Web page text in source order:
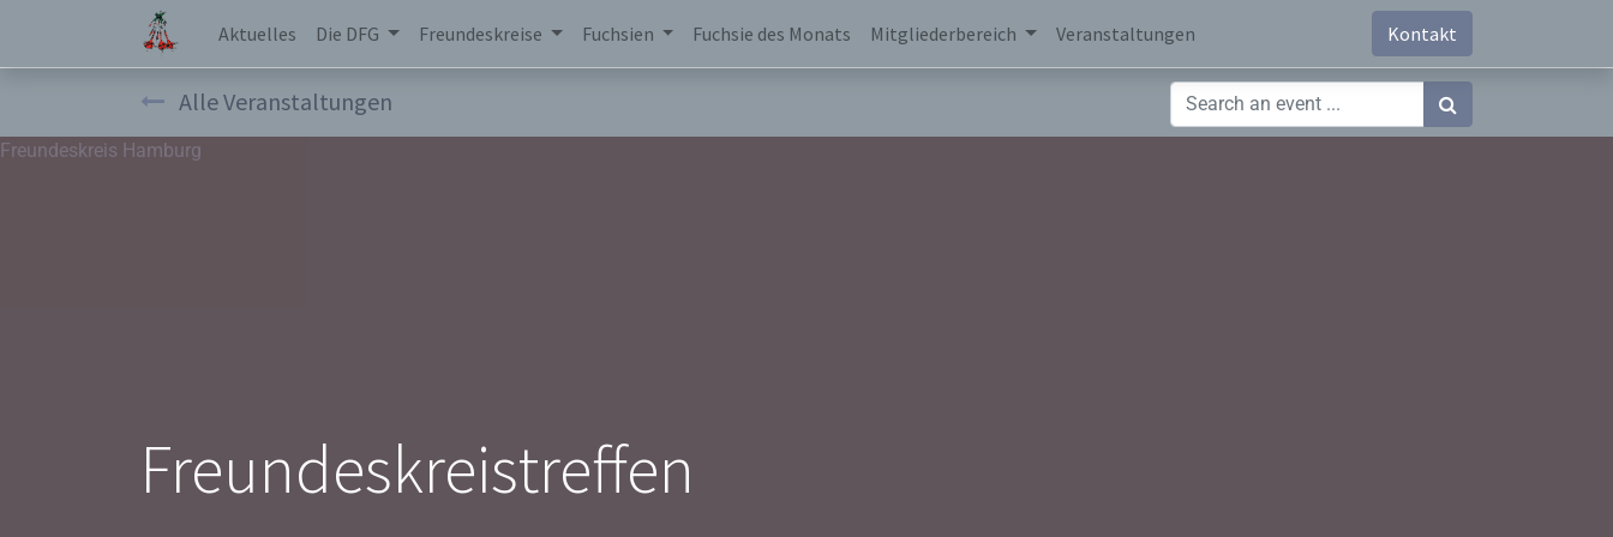
Aktuelles Die DFG Freundeskreise Fuchsien Fuchsie des Monats Mitgliederbereich Veranstaltungen Kontakt
Alle Veranstaltungen
Freundeskreis Hamburg
Freundeskreistreffen